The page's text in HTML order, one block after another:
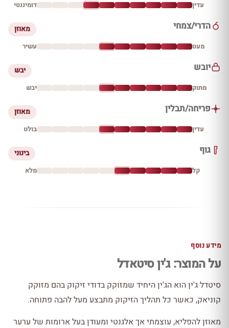
עדין דומיננטי
הדרי/צמחי מאוזן
מעט עשיר
יובש יבש
מתוק יבש
פריחה/תבלין מאוזן
עדין בולט
גוף בינוני
קל מלא
מידע נוסף
על המוצר: ג'ין סיטאדל
סיטדל ג'ין הוא הג'ין היחיד שמזוקק בדודי זיקוק בהם מזוקק
קוניאק, כאשר כל תהליך הזיקוק מתבצע מעל להבה פתוחה.
מאוזן להפליא, עוצמתי אך אלגנטי ומעודן בעל ארומות של ערער